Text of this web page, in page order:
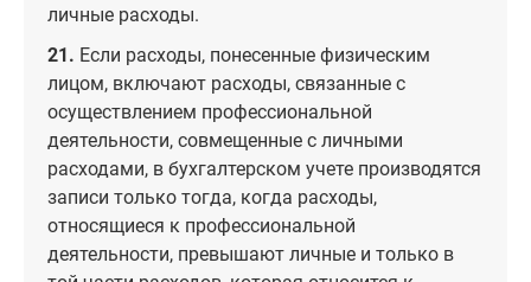
личные расходы.
21. Если расходы, понесенные физическим
лицом, включают расходы, связанные с
осуществлением профессиональной
деятельности, совмещенные с личными
расходами, в бухгалтерском учете производятся
записи только тогда, когда расходы,
относящиеся к профессиональной
деятельности, превышают личные и только в